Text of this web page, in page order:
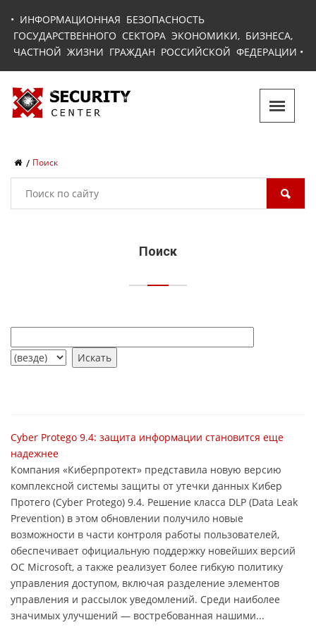
• ИНФОРМАЦИОННАЯ БЕЗОПАСНОСТЬ
ГОСУДАРСТВЕННОГО СЕКТОРА ЭКОНОМИКИ, БИЗНЕСА,
ЧАСТНОЙ ЖИЗНИ ГРАЖДАН РОССИЙСКОЙ ФЕДЕРАЦИИ •
Поиск
Поиск
Cyber Protego 9.4: защита информации становится еще
надежнее
Компания «Киберпротект» представила новую версию
комплексной системы защиты от утечки данных Кибер
Протего (Cyber Protego) 9.4. Решение класса DLP (Data Leak
Prevention) в этом обновлении получило новые
возможности в части контроля работы пользователей,
обеспечивает официальную поддержку новейших версий
ОС Microsoft, а также реализует более гибкую политику
управления доступом, включая разделение элементов
управления и рассылок уведомлений. Среди наиболее
значимых улучшений — востребованная нашими...